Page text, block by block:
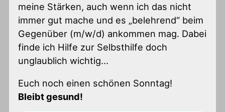
meine Stärken, auch wenn ich das nicht
immer gut mache und es „belehrend“ beim
Gegenüber (m/w/d) ankommen mag. Dabei
finde ich Hilfe zur Selbsthilfe doch
unglaublich wichtig…
Euch noch einen schönen Sonntag!
Bleibt gesund!